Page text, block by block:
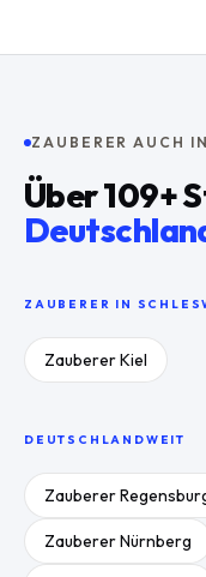
ZAUBERER AUCH
Über109+
ZAUBERER IN
ZaubererKiel
DEUTSCHLANDWEIT
Zauberer
ZaubererNürnberg